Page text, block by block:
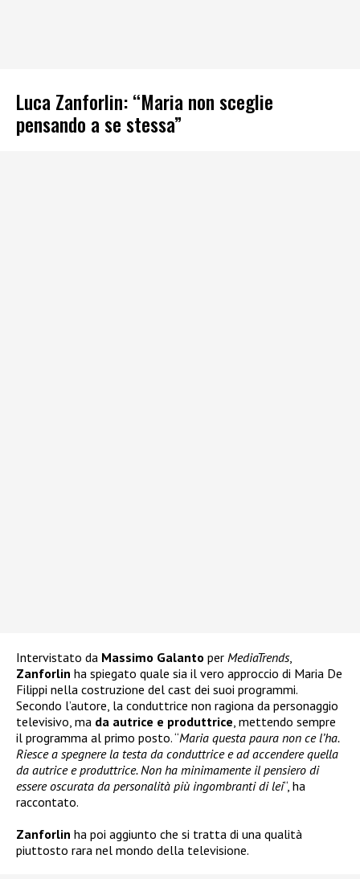
Luca Zanforlin: “Maria non sceglie
pensando a se stessa”
Intervistato da Massimo Galanto per MediaTrends,
Zanforlin ha spiegato quale sia il vero approccio di Maria De
Filippi nella costruzione del cast dei suoi programmi.
Secondo l’autore, la conduttrice non ragiona da personaggio
televisivo, ma da autrice e produttrice, mettendo sempre
il programma al primo posto. “Maria questa paura non ce l’ha.
Riesce a spegnere la testa da conduttrice e ad accendere quella
da autrice e produttrice. Non ha minimamente il pensiero di
essere oscurata da personalità più ingombranti di lei“, ha
raccontato.
Zanforlin ha poi aggiunto che si tratta di una qualità
piuttosto rara nel mondo della televisione.